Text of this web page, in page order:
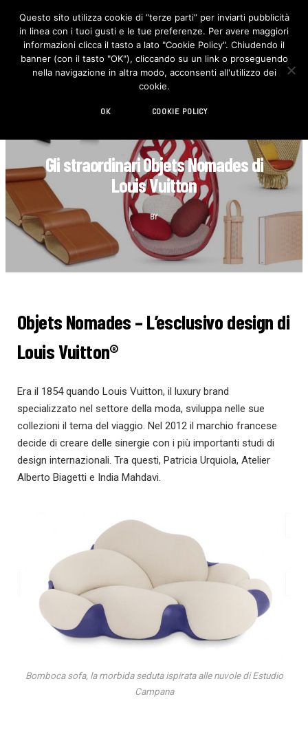
F
c
e
b
o
I
n
s
t
Gli straordinari Objets Nomades di
Louis Vuitton
BY
Objets Nomades – L’esclusivo design di
Louis Vuitton®
Era il 1854 quando Louis Vuitton, il luxury brand
specializzato nel settore della moda, sviluppa nelle sue
collezioni il tema del viaggio. Nel 2012 il marchio francese
decide di creare delle sinergie con i più importanti studi di
design internazionali. Tra questi, Patricia Urquiola, Atelier
Alberto Biagetti e India Mahdavi.
Bomboca sofa, la morbida seduta ispirata alle nuvole di Estudio
Campana
Questo sito utilizza cookie di “terze parti” per inviarti pubblicità
in linea con i tuoi gusti e le tue preferenze. Per avere maggiori
informazioni clicca il tasto a lato "Cookie Policy". Chiudendo il
banner (con il tasto "OK"), cliccando su un link o proseguendo
nella navigazione in altra modo, acconsenti all'utilizzo dei
cookie.
OK COOKIE POLICY